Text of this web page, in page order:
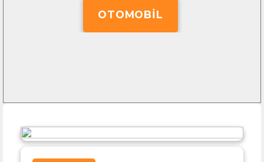
OTOMOBIL